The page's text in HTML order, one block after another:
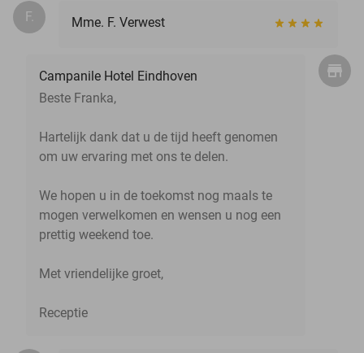
F. Mme. F. Verwest
Campanile Hotel Eindhoven
Beste Franka,
Hartelijk dank dat u de tijd heeft genomen
om uw ervaring met ons te delen.
We hopen u in de toekomst nog maals te
mogen verwelkomen en wensen u nog een
prettig weekend toe.
Met vriendelijke groet,
Receptie